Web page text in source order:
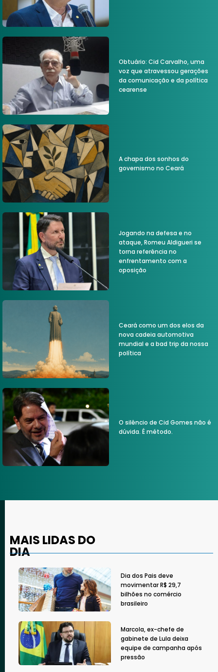
Obtuário: Cid Carvalho, uma
voz que atravessou gerações
da comunicação e da política
cearense
A chapa dos sonhos do
governismo no Ceará
Jogando na defesa e no
ataque, Romeu Aldigueri se
torna referência no
enfrentamento com a
oposição
Ceará como um dos elos da
nova cadeia automotiva
mundial e a bad trip da nossa
política
O silêncio de Cid Gomes não é
dúvida. É método.
MAIS LIDAS DO
DIA
Dia dos Pais deve
movimentar R$ 29,7
bilhões no comércio
brasileiro
Marcola, ex-chefe de
gabinete de Lula deixa
equipe de campanha após
pressão